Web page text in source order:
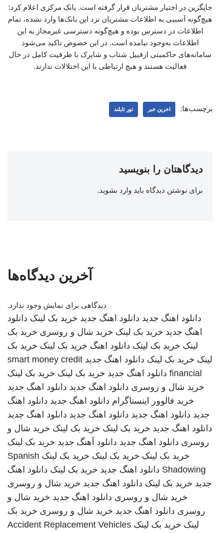
جایگزین در اختیار مشتریان قرار گرفته است. بانک مرکزی اعلام کرد:
هیچ‌گونه آسیبی به اطلاعات مشتریان نزد این بانک‌ها وارد نشده، تمام
اطلاعات در دسترس بوده و هیچ‌گونه دسترسی غیرمجاز به این
اطلاعات به‌وجود نیامده است. در این خصوص تاکید می‌شود
سامانه‌های حاکمیتی ازقبیل شتاب و شاپرک با ظرفیت کامل در حال
فعالیت هستند و هیچ ارتباطی با این اختلالات ندارند.
برچسب‌ها: اخرین خبر تور تایلند
دیدگاهتان را بنویسید
برای نوشتن دیدگاه باید وارد بشوید.
آخرین دیدگاه‌ها
دیدگاهی برای نمایش وجود ندارد.
دانلود اهنگ جدید دانلود اهنگ جدید خرید بک لینک دانلود
اهنگ جدید خرید بک لینک خرید شال و روسری خرید بک
لینک خرید بک لینک دانلود اهنگ خرید بک لینک خرید بک
لینک خرید بک لینک دانلود اهنگ جدید smart money credit
financial دانلود اهنگ جدید خرید بک لینک خرید بک لینک
خرید شال و روسری دانلود اهنگ جدید دانلود اهنگ جدید
خرید فالوور اینستاگرام دانلود اهنگ جدید دانلود اهنگ
جدید دانلود اهنگ جدید دانلود اهنگ جدید دانلود اهنگ جدید
دانلود اهنگ جدید خرید بک لینک خرید بک لینک خرید شال و
روسری دانلود اهنگ جدید دانلود آهنگ جدید خرید بک لینک
خرید بک لینک خرید بک لینک خرید بک لینک Spanish
Shadowing دانلود اهنگ جدید خرید بک لینک دانلود اهنگ
جدید خرید بک لینک دانلود اهنگ جدید خرید شال و روسری
خرید شال و روسری دانلود اهنگ جدید خرید شال و
روسری دانلود اهنگ جدید خرید شال و روسری خرید بک
لینک خرید بک لینک Accident Replacement Vehicles